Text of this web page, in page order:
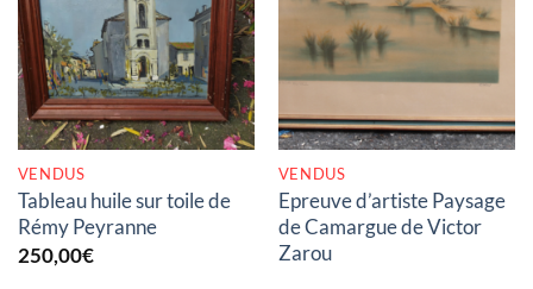
RUPTURE DE STOCK
VENDUS
Tableau huile sur toile de
Rémy Peyranne
250,00€
RUPTURE DE STOCK
VENDUS
Epreuve d’artiste Paysage
de Camargue de Victor
Zarou